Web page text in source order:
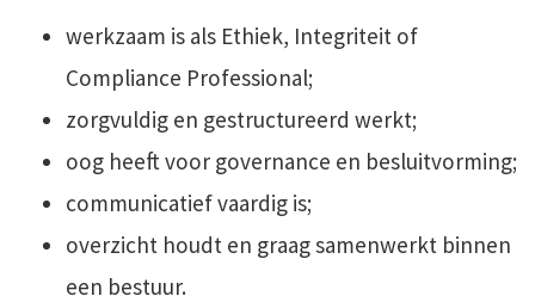
werkzaam is als Ethiek, Integriteit of
Compliance Professional;
zorgvuldig en gestructureerd werkt;
oog heeft voor governance en besluitvorming;
communicatief vaardig is;
overzicht houdt en graag samenwerkt binnen
een bestuur.